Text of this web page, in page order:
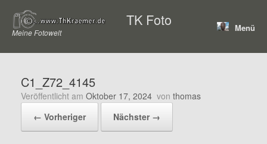
Inhalt
springen
TK Foto
Meine Fotowelt Menü
C1_Z72_4145
Veröffentlicht am Oktober 17, 2024 von thomas
← Vorheriger
Nächster →